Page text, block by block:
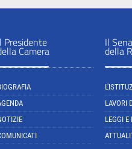
Presidente
Camera
Il
della
LAVORI
LEGGI E